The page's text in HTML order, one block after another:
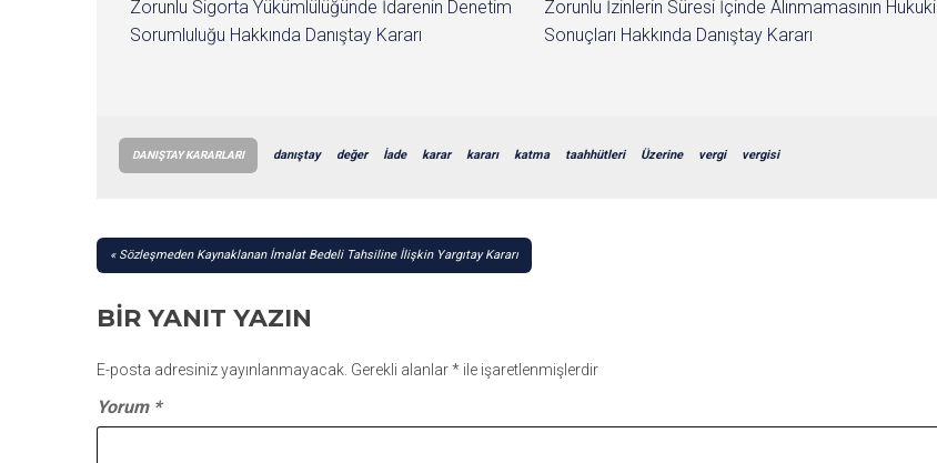
Zorunlu Sigorta Yükümlülüğünde İdarenin Denetim
Sorumluluğu Hakkında Danıştay Kararı
Zorunlu İzinlerin Süresi İçinde Alınmamasının Hukuki
Sonuçları Hakkında Danıştay Kararı
DANIŞTAY KARARLARI danıştay değer İade karar kararı katma taahhütleri Üzerine vergi vergisi
YAZI
Sözleşmeden Kaynaklanan İmalat Bedeli Tahsiline İlişkin Yargıtay Kararı
BIR YANIT YAZIN
E-posta adresiniz yayınlanmayacak. Gerekli alanlar* ile işaretlenmişlerdir
Yorum *